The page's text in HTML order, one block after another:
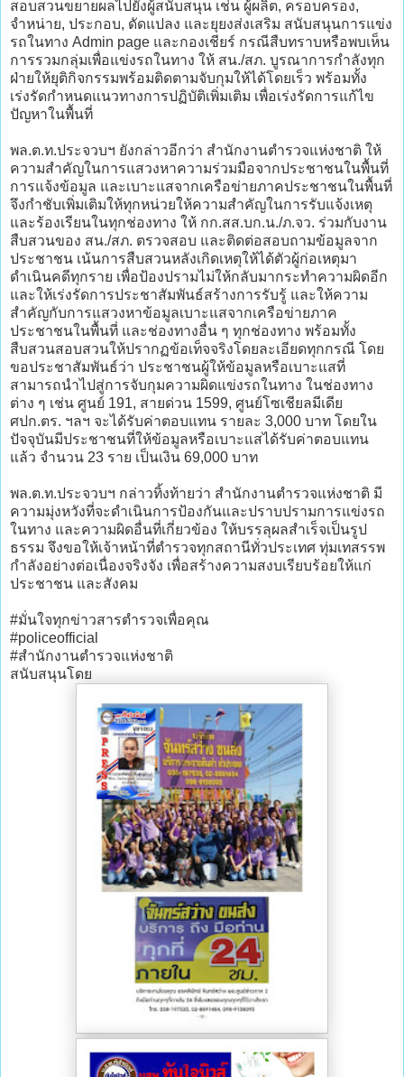
สอบสวนขยายผลไปยังผู้สนับสนุน เช่น ผู้ผลิต, ครอบครอง,
จำหน่าย, ประกอบ, ดัดแปลง และยุยงส่งเสริม สนับสนุนการแข่ง
รถในทาง Admin page และกองเชียร์ กรณีสืบทราบหรือพบเห็น
การรวมกลุ่มเพื่อแข่งรถในทาง ให้ สน./สภ. บูรณาการกำลังทุก
ฝ่ายให้ยุติกิจกรรมพร้อมติดตามจับกุมให้ได้โดยเร็ว พร้อมทั้ง
เร่งรัดกำหนดแนวทางการปฏิบัติเพิ่มเติม เพื่อเร่งรัดการแก้ไข
ปัญหาในพื้นที่
พล.ต.ท.ประจวบฯ ยังกล่าวอีกว่า สำนักงานตำรวจแห่งชาติ ให้
ความสำคัญในการแสวงหาความร่วมมือจากประชาชนในพื้นที่
การแจ้งข้อมูล และเบาะแสจากเครือข่ายภาคประชาชนในพื้นที่
จึงกำชับเพิ่มเติมให้ทุกหน่วยให้ความสำคัญในการรับแจ้งเหตุ
และร้องเรียนในทุกช่องทาง ให้ กก.สส.บก.น./ภ.จว. ร่วมกับงาน
สืบสวนของ สน./สภ. ตรวจสอบ และติดต่อสอบถามข้อมูลจาก
ประชาชน เน้นการสืบสวนหลังเกิดเหตุให้ได้ตัวผู้ก่อเหตุมา
ดำเนินคดีทุกราย เพื่อป้องปรามไม่ให้กลับมากระทำความผิดอีก
และให้เร่งรัดการประชาสัมพันธ์สร้างการรับรู้ และให้ความ
สำคัญกับการแสวงหาข้อมูลเบาะแสจากเครือข่ายภาค
ประชาชนในพื้นที่ และช่องทางอื่น ๆ ทุกช่องทาง พร้อมทั้ง
สืบสวนสอบสวนให้ปรากฏข้อเท็จจริงโดยละเอียดทุกกรณี โดย
ขอประชาสัมพันธ์ว่า ประชาชนผู้ให้ข้อมูลหรือเบาะแสที่
สามารถนำไปสู่การจับกุมความผิดแข่งรถในทาง ในช่องทาง
ต่าง ๆ เช่น ศูนย์ 191, สายด่วน 1599, ศูนย์โซเชียลมีเดีย
ศปก.ตร. ฯลฯ จะได้รับค่าตอบแทน รายละ 3,000 บาท โดยใน
ปัจจุบันมีประชาชนที่ให้ข้อมูลหรือเบาะแสได้รับค่าตอบแทน
แล้ว จำนวน 23 ราย เป็นเงิน 69,000 บาท
พล.ต.ท.ประจวบฯ กล่าวทิ้งท้ายว่า สำนักงานตำรวจแห่งชาติ มี
ความมุ่งหวังที่จะดำเนินการป้องกันและปราบปรามการแข่งรถ
ในทาง และความผิดอื่นที่เกี่ยวข้อง ให้บรรลุผลสำเร็จเป็นรูป
ธรรม จึงขอให้เจ้าหน้าที่ตำรวจทุกสถานีทั่วประเทศ ทุ่มเทสรรพ
กำลังอย่างต่อเนื่องจริงจัง เพื่อสร้างความสงบเรียบร้อยให้แก่
ประชาชน และสังคม
#มั่นใจทุกข่าวสารตำรวจเพื่อคุณ
#policeofficial
#สำนักงานตำรวจแห่งชาติ
สนับสนุนโดย